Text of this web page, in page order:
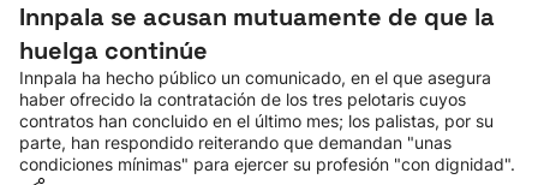
Innpala se acusan mutuamente de que la
huelga continúe
Innpala ha hecho público un comunicado, en el que asegura
haber ofrecido la contratación de los tres pelotaris cuyos
contratos han concluido en el último mes; los palistas, por su
parte, han respondido reiterando que demandan "unas
condiciones mínimas" para ejercer su profesión "con dignidad".